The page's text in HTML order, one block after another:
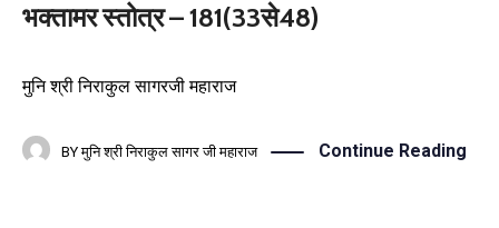
भक्तामर स्तोत्र – 181(33से48)
मुनि श्री निराकुल सागरजी महाराज
BY मुनि श्री निराकुल सागर जी महाराज Continue Reading